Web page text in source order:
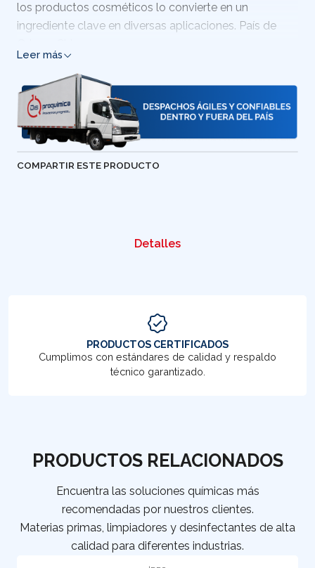
los productos cosméticos lo convierte en un
ingrediente clave en diversas aplicaciones. País de
Leer más
COMPARTIR ESTE PRODUCTO
Detalles
PRODUCTOS CERTIFICADOS
Cumplimos con estándares de calidad y respaldo
técnico garantizado.
PRODUCTOS RELACIONADOS
Encuentra las soluciones químicas más
recomendadas por nuestros clientes.
Materias primas, limpiadores y desinfectantes de alta
calidad para diferentes industrias.